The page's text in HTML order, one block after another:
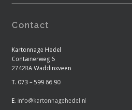
Contact
Kartonnage Hedel
Containerweg 6
2742RA Waddinxveen
T. 073 – 599 66 90
E. info@kartonnagehedel.nl